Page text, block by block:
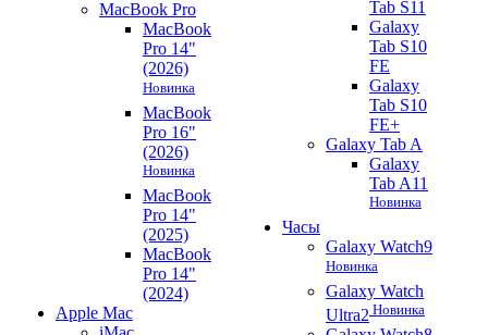
MacBook Pro
MacBook
Pro 14"
(2026)
Новинка
MacBook
Pro 16"
(2026)
Новинка
MacBook
Pro 14"
(2025)
MacBook
Pro 14"
(2024)
Apple Mac
Tab S11
Galaxy
Tab S10
FE
Galaxy
Tab S10
FE+
Galaxy Tab A
Galaxy
Tab A11
Новинка
Часы
Galaxy Watch9
Новинка
Galaxy Watch
Ultra2 Новинка